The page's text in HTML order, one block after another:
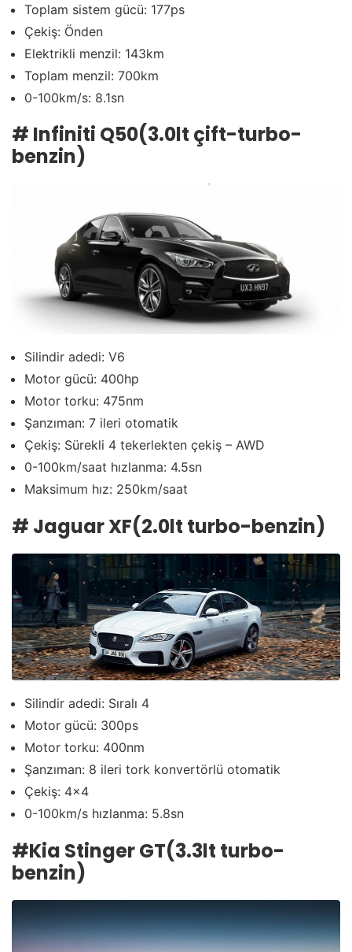
Toplam sistem gücü: 177ps
Çekiş: Önden
Elektrikli menzil: 143km
Toplam menzil: 700km
0-100km/s: 8.1sn
# Infiniti Q50(3.0lt çift-turbo-
benzin)
Silindir adedi: V6
Motor gücü: 400hp
Motor torku: 475nm
Şanzıman: 7 ileri otomatik
Çekiş: Sürekli 4 tekerlekten çekiş – AWD
0-100km/saat hızlanma: 4.5sn
Maksimum hız: 250km/saat
# Jaguar XF(2.0lt turbo-benzin)
Silindir adedi: Sıralı 4
Motor gücü: 300ps
Motor torku: 400nm
Şanzıman: 8 ileri tork konvertörlü otomatik
Çekiş: 4×4
0-100km/s hızlanma: 5.8sn
#Kia Stinger GT(3.3lt turbo-
benzin)